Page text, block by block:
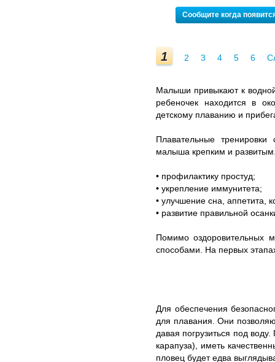
Сообщите когда
1 2 3 4 5 6
Малыши привыкают к
ребеночек находится в
детскому плаванию и
Плавательные
малыша крепким и
• профилактику простуд;
• укрепление иммунитета;
• улучшение сна, аппетита,
• развитие правильной
Помимо оздоровительных
способами. На первых
Для обеспечения
для плавания. Они
давая погрузиться под
карапуза), иметь
пловец будет едва